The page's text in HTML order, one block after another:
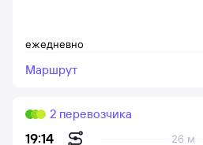
ежедневно
Маршрут
19:14 26 м
2 перевозчика